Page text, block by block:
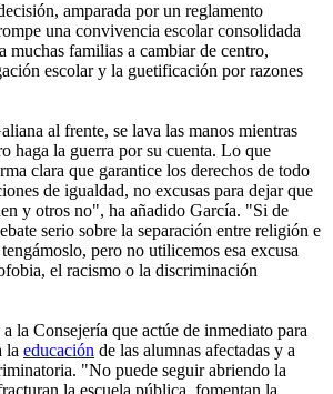
amparada por un reglamento
una convivencia escolar consolidada
muchas familias a cambiar de centro,
escolar y la guetificación por razones
al frente, se lava las manos mientras
haga la guerra por su cuenta. Lo que
clara que garantice los derechos de todo
de igualdad, no excusas para dejar que
y otros no", ha añadido García. "Si de
serio sobre la separación entre religión e
pero no utilicemos esa excusa
el racismo o la discriminación
la Consejería que actúe de inmediato para
la educación de las alumnas afectadas y a
"No puede seguir abriendo la